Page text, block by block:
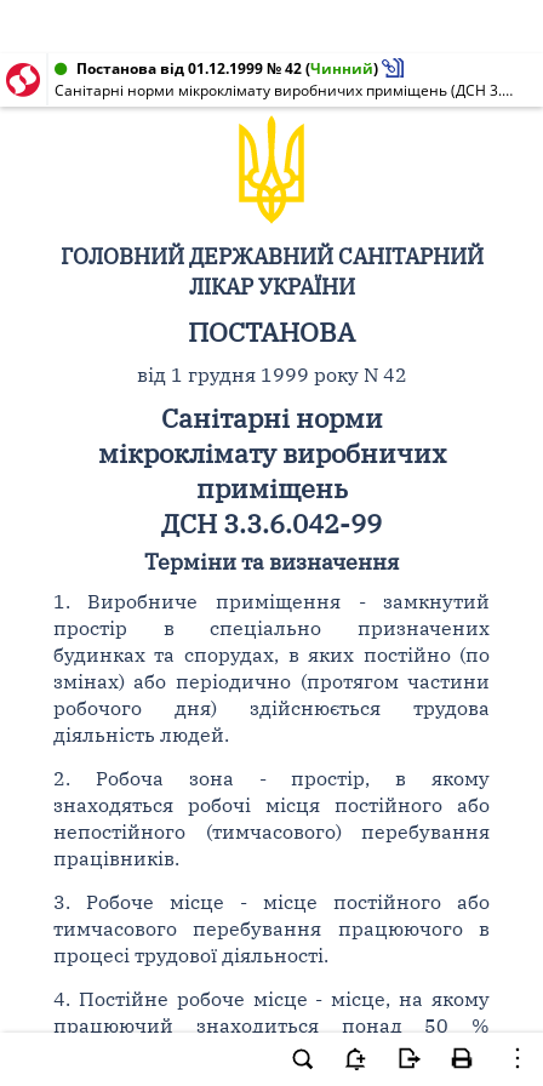
Постанова від 01.12.1999 № 42(Чинний)
Санітарні норми мікроклімату виробничих приміщень (ДСН 3.3.6.042-99)
ГОЛОВНИЙ ДЕРЖАВНИЙ САНІТАРНИЙ
ЛІКАР УКРАЇНИ
ПОСТАНОВА
від 1 грудня 1999 року N 42
Санітарні норми
мікроклімату виробничих
приміщень
ДСН 3.3.6.042-99
Терміни та визначення
1. Виробниче приміщення - замкнутий
простір в спеціально призначених
будинках та спорудах, в яких постійно (по
змінах) або періодично (протягом частини
робочого дня) здійснюється трудова
діяльність людей.
2. Робоча зона - простір, в якому
знаходяться робочі місця постійного або
непостійного (тимчасового) перебування
працівників.
3. Робоче місце - місце постійного або
тимчасового перебування працюючого в
процесі трудової діяльності.
4. Постійне робоче місце - місце, на якому
працюючий знаходиться понад 50 %
робочого часу або більше 2-х годин